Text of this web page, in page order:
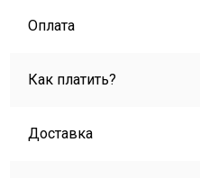
Оплата
Как платить?
Доставка